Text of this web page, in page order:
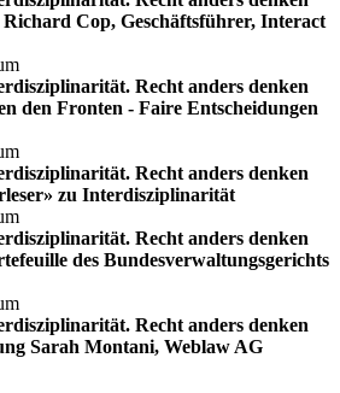
Cop, Geschäftsführer, Interact
Recht anders denken
den Fronten - Faire Entscheidungen
Recht anders denken
zu Interdisziplinarität
Recht anders denken
des Bundesverwaltungsgerichts
Recht anders denken
Sarah Montani, Weblaw AG